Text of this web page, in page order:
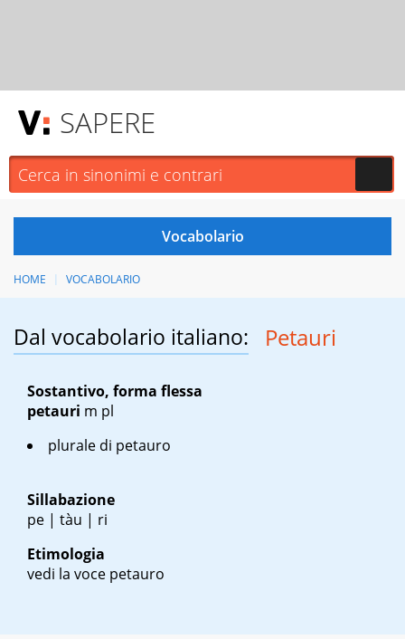
SAPERE
HOME VOCABOLARIO
Dal vocabolario italiano: Petauri
Sostantivo, forma flessa
petauri m pl
plurale di petauro
Sillabazione
pe | tàu | ri
Etimologia
vedi la voce petauro